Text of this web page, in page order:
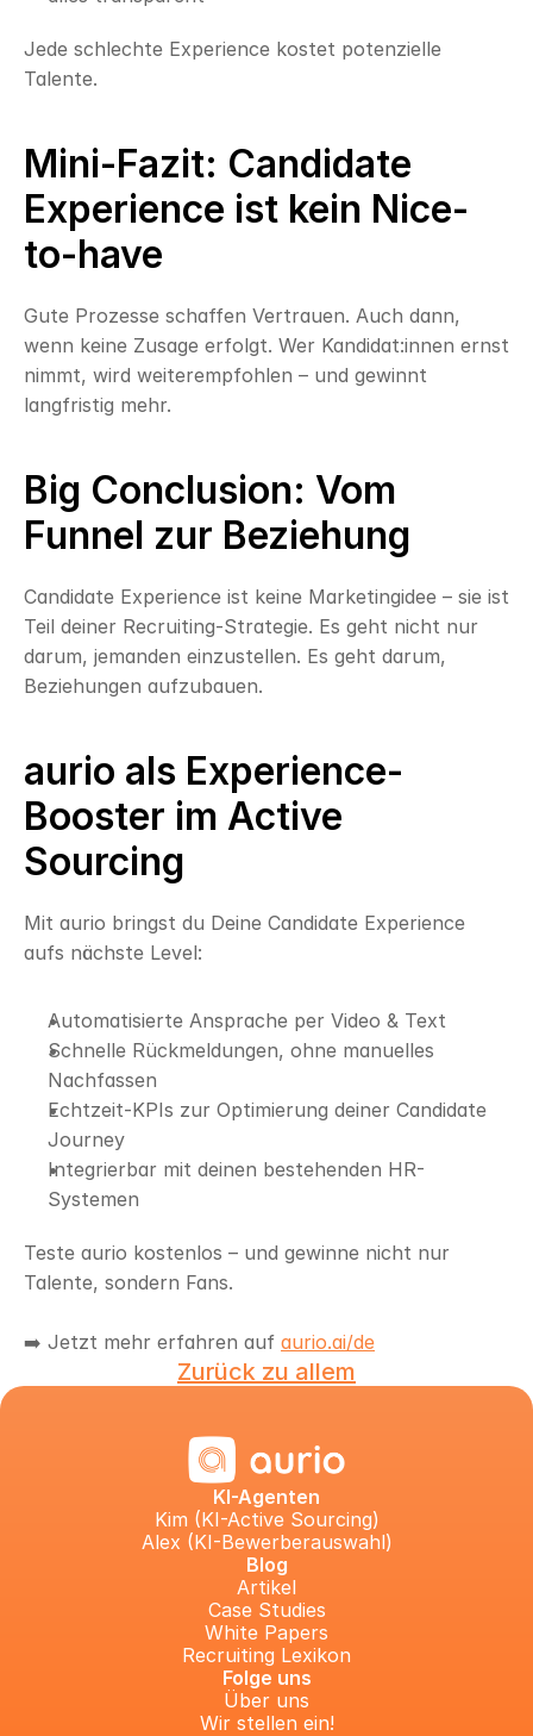
Jede schlechte Experience kostet potenzielle
Talente.
Mini-Fazit: Candidate
Experience ist kein Nice-
to-have
Gute Prozesse schaffen Vertrauen. Auch dann,
wenn keine Zusage erfolgt. Wer Kandidat:innen ernst
nimmt, wird weiterempfohlen – und gewinnt
langfristig mehr.
Big Conclusion: Vom
Funnel zur Beziehung
Candidate Experience ist keine Marketingidee – sie ist
Teil deiner Recruiting-Strategie. Es geht nicht nur
darum, jemanden einzustellen. Es geht darum,
Beziehungen aufzubauen.
aurio als Experience-
Booster im Active
Sourcing
Mit aurio bringst du Deine Candidate Experience
aufs nächste Level:
Automatisierte Ansprache per Video & Text
Schnelle Rückmeldungen, ohne manuelles
Nachfassen
Echtzeit-KPIs zur Optimierung deiner Candidate
Journey
Integrierbar mit deinen bestehenden HR-
Systemen
Teste aurio kostenlos – und gewinne nicht nur
Talente, sondern Fans.
➡️ Jetzt mehr erfahren auf aurio.ai/de
Zurück zu allem
KI-Agenten
Kim (KI-Active Sourcing)
Alex (KI-Bewerberauswahl)
Blog
Artikel
Case Studies
White Papers
Recruiting Lexikon
Folge uns
Über uns
Wir stellen ein!